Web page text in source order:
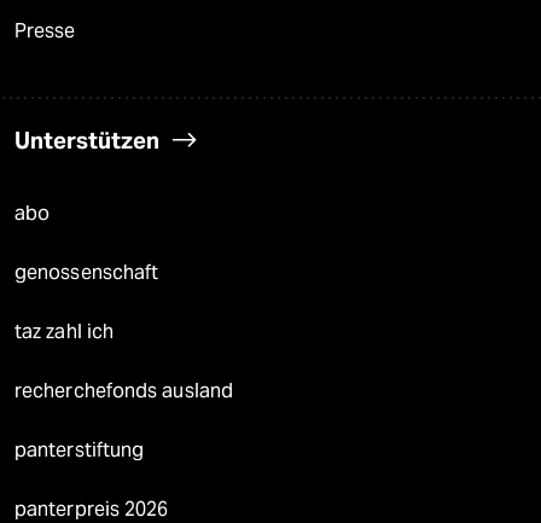
Presse
Unterstützen
abo
genossenschaft
taz zahl ich
recherchefonds ausland
panterstiftung
panterpreis 2026